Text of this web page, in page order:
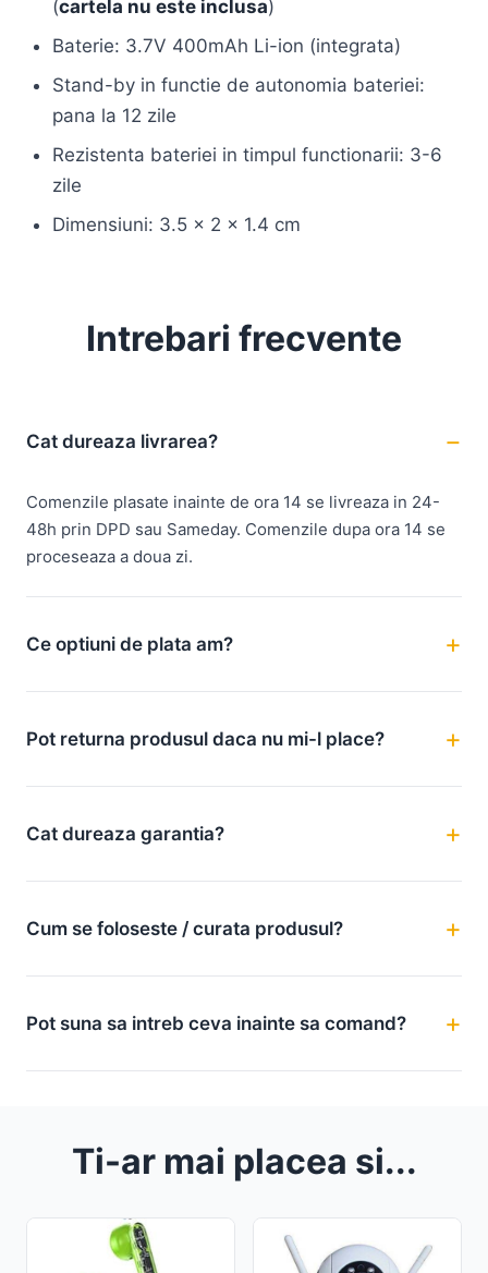
(cartela nu este inclusa)
Baterie: 3.7V 400mAh Li-ion (integrata)
Stand-by in functie de autonomia bateriei:
pana la 12 zile
Rezistenta bateriei in timpul functionarii: 3-6
zile
Dimensiuni: 3.5 x 2 x 1.4 cm
Intrebari frecvente
Cat dureaza livrarea?
Comenzile plasate inainte de ora 14 se livreaza in 24-
48h prin DPD sau Sameday. Comenzile dupa ora 14 se
proceseaza a doua zi.
Ce optiuni de plata am?
Pot returna produsul daca nu mi-l place?
Cat dureaza garantia?
Cum se foloseste / curata produsul?
Pot suna sa intreb ceva inainte sa comand?
Ti-ar mai placea si...